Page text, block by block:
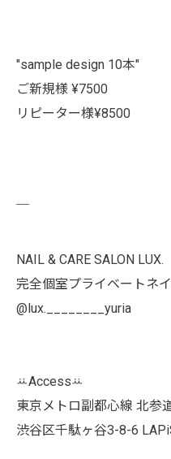
"sample design 10本"
ご新規様 ¥7500
リピーター様¥8500
NAIL & CARE SALON LUX.
完全個室プライベートネ
@lux.________yuria
ꕁAccessꕁ
東京メトロ副都心線 北参
渋谷区千駄ヶ谷3-8-6